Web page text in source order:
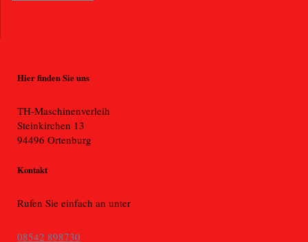
Hier finden Sie uns
TH-Maschinenverleih
Steinkirchen 13
94496 Ortenburg
Kontakt
Rufen Sie einfach an unter
08542 898730